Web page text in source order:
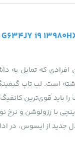
که تمایل به
است. لپ تاپ
فوق‌العاده‌ای برای کسانی است که می‌خواهند
از ایسوس، در